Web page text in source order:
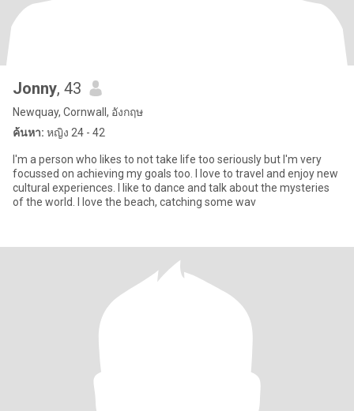
Jonny, 43
Newquay, Cornwall, อังกฤษ
ค้นหา: หญิง 24 - 42
I'm a person who likes to not take life too seriously but I'm very
focussed on achieving my goals too. I love to travel and enjoy new
cultural experiences. I like to dance and talk about the mysteries
of the world. I love the beach, catching some wav